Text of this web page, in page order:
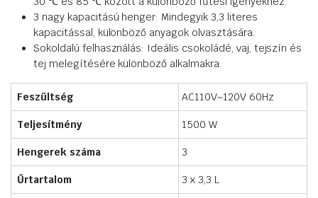
3 nagy kapacitású henger: Mindegyik 3,3 literes
kapacitással, különböző anyagok olvasztására.
Sokoldalú felhasználás: Ideális csokoládé, vaj, tejszín és
tej melegítésére különböző alkalmakra.
Feszültség AC110V~120V 60Hz
Teljesítmény 1500 W
Hengerek száma 3
Űrtartalom 3 x 3,3 L